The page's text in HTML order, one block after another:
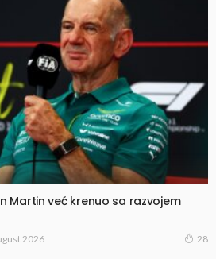
Martin već krenuo sa razvojem
2026 28